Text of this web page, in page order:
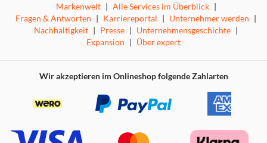
Angepasster Verbrauch
Spülen Sie guten Gewissens auch kleine Mengen Geschirr:
Ihr Geschirrspüler misst in fast allen gängigen
und passt den Wasserverbrauch exakt an. Mit der
mehr warten, bis der Geschirrspüler voll beladen ist.
Technische Änderungen vorbehalten; Wir übernehmen keine
Abbildung(en) exemplarisch, zur Erläuterung
Markenwelt | Alle Services im Überblick |
Fragen & Antworten | Karriereportal | Unternehmer werden |
Nachhaltigkeit | Presse | Unternehmensgeschichte |
Expansion | Über expert
Wir akzeptieren im Onlineshop folgende Zahlarten